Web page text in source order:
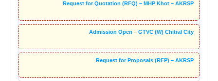
Request for Quotation (RFQ) – MHP Khot – AKRSP
Admission Open – GTVC (W) Chitral City
Request for Proposals (RFP) – AKRSP